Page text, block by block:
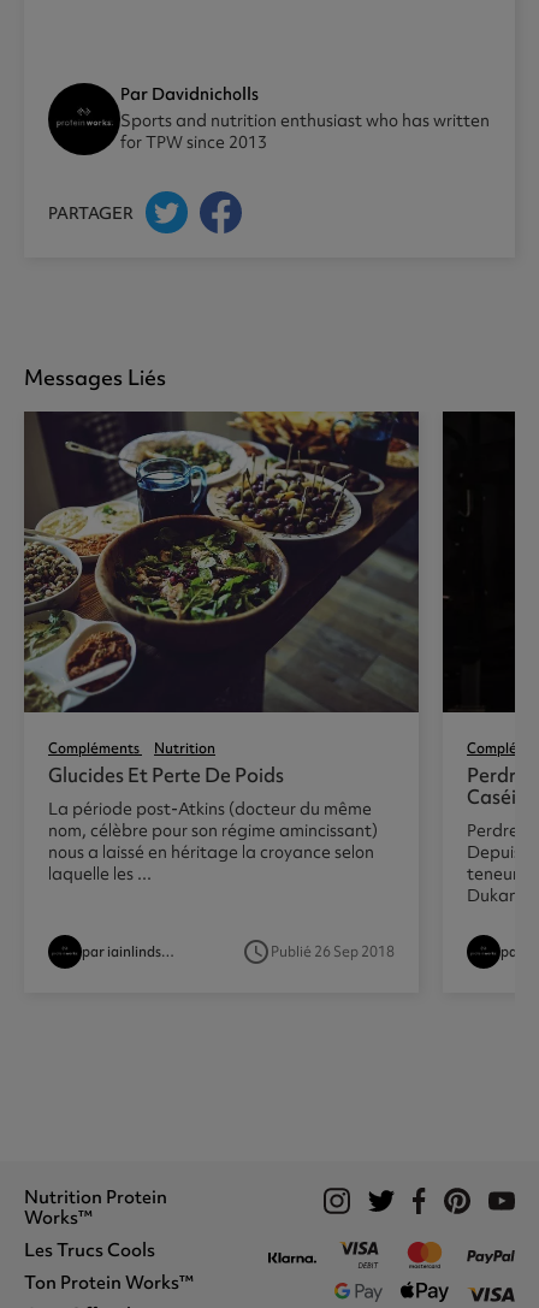
Par Davidnicholls
Sports and nutrition enthusiast who has written
for TPW since 2013
PARTAGER
Messages Liés
Compléments Nutrition
Glucides Et Perte De Poids
La période post-Atkins (docteur du même
nom, célèbre pour son régime amincissant)
nous a laissé en héritage la croyance selon
laquelle les ...
par iainlindsay access_timePublié 26 Sep 2018
Perdre
Perdre
Depuis
teneur
Dukan)
Nutrition Protein
Works™
Shakes Protéinés
Formules Vegan
Les Trucs Cools
Qui Sommes Nous ?
Ton Protein Works™